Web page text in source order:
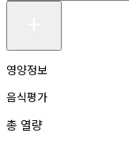
영양정보
음식평가
총 열량